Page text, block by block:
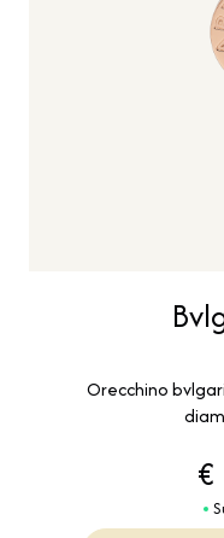
Orecchino
€